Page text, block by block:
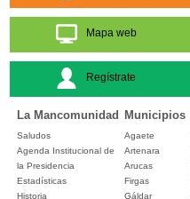
Mapa web
Regístrate
La Mancomunidad Municipios
Saludos
Agenda Institucional de
la Presidencia
Estadísticas
Historia
Agaete
Artenara
Arucas
Firgas
Gáldar